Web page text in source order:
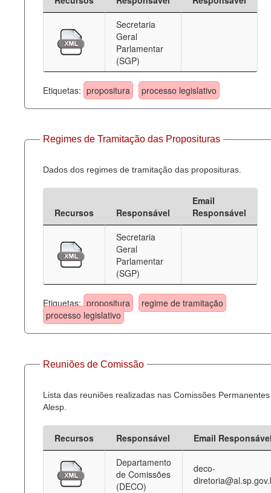
Secretaria
Geral
Parlamentar
(SGP)
Etiquetas: propositura processo legislativo
Regimes de Tramitação das Proposituras
Dados dos regimes de tramitação das proposituras.
Recursos Responsável
Email
Responsável
Secretaria
Geral
Parlamentar
(SGP)
Etiquetas: propositura
regime de tramitação
processo legislativo
Reuniões de Comissão
Lista das reuniões realizadas nas Comissões
Alesp.
Recursos Responsável
Email
Departamento
de Comissões
(DECO)
deco-